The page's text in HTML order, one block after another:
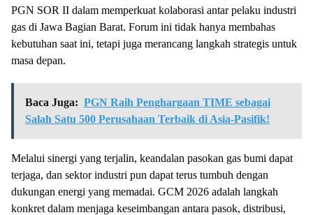
PGN SOR II dalam memperkuat kolaborasi antar pelaku industri
gas di Jawa Bagian Barat. Forum ini tidak hanya membahas
kebutuhan saat ini, tetapi juga merancang langkah strategis untuk
masa depan.
Baca Juga: PGN Raih Penghargaan TIME sebagai
Salah Satu 500 Perusahaan Terbaik di Asia-Pasifik!
Melalui sinergi yang terjalin, keandalan pasokan gas bumi dapat
terjaga, dan sektor industri pun dapat terus tumbuh dengan
dukungan energi yang memadai. GCM 2026 adalah langkah
konkret dalam menjaga keseimbangan antara pasok, distribusi,